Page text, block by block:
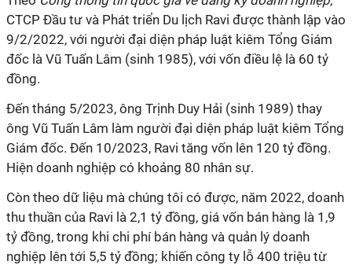
CTCP Đầu tư và Phát triển Du lịch Ravi được thành lập vào
9/2/2022, với người đại diện pháp luật kiêm Tổng Giám
đốc là Vũ Tuấn Lâm (sinh 1985), với vốn điều lệ là 60 tỷ
đồng.
Đến tháng 5/2023, ông Trịnh Duy Hải (sinh 1989) thay
ông Vũ Tuấn Lâm làm người đại diện pháp luật kiêm Tổng
Giám đốc. Đến 10/2023, Ravi tăng vốn lên 120 tỷ đồng.
Hiện doanh nghiệp có khoảng 80 nhân sự.
Còn theo dữ liệu mà chúng tôi có được, năm 2022, doanh
thu thuần của Ravi là 2,1 tỷ đồng, giá vốn bán hàng là 1,9
tỷ đồng, trong khi chi phí bán hàng và quản lý doanh
nghiệp lên tới 5,5 tỷ đồng; khiến công ty lỗ 400 triệu từ